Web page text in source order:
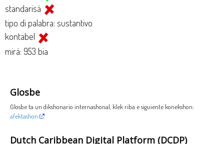
standarisá
tipo di palabra: sustantivo
kontabel
mirá: 953 bia
Glosbe
Glosbe ta un dikshonario internashonal, klek riba e siguiente konekshon:
afektashon
Dutch Caribbean Digital Platform (DCDP)